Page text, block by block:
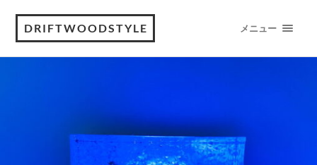
DRIFTWOODSTYLE メニュー